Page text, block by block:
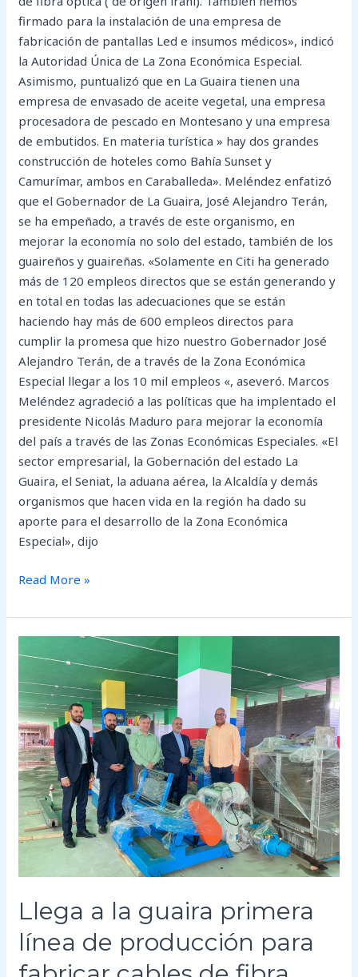
firmado para la instalación de una empresa de
fabricación de pantallas Led e insumos médicos», indicó
la Autoridad Única de La Zona Económica Especial.
Asimismo, puntualizó que en La Guaira tienen una
empresa de envasado de aceite vegetal, una empresa
procesadora de pescado en Montesano y una empresa
de embutidos. En materia turística » hay dos grandes
construcción de hoteles como Bahía Sunset y
Camurímar, ambos en Caraballeda». Meléndez enfatizó
que el Gobernador de La Guaira, José Alejandro Terán,
se ha empeñado, a través de este organismo, en
mejorar la economía no solo del estado, también de los
guaireños y guaireñas. «Solamente en Citi ha generado
más de 120 empleos directos que se están generando y
en total en todas las adecuaciones que se están
haciendo hay más de 600 empleos directos para
cumplir la promesa que hizo nuestro Gobernador José
Alejandro Terán, de a través de la Zona Económica
Especial llegar a los 10 mil empleos «, aseveró. Marcos
Meléndez agradeció a las políticas que ha implentado el
presidente Nicolás Maduro para mejorar la economía
del país a través de las Zonas Económicas Especiales. «El
sector empresarial, la Gobernación del estado La
Guaira, el Seniat, la aduana aérea, la Alcaldía y demás
organismos que hacen vida en la región ha dado su
aporte para el desarrollo de la Zona Económica
Especial», dijo
Read More »
Llega a la guaira primera
línea de producción para
la
guaira
primera
línea
de
producción
para
fabricar
cables
óptica